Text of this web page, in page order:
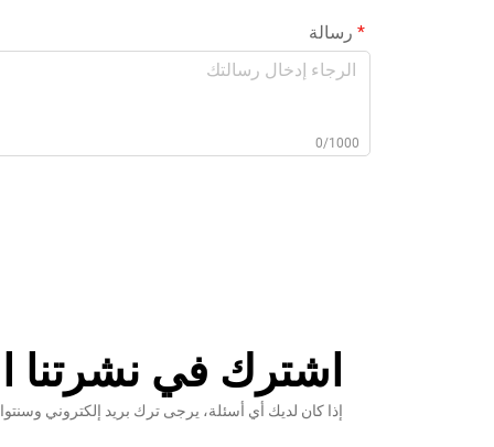
رسالة
0/1000
اشترك في نشرتنا
إذا كان لديك أي أسئلة، يرجى ترك بريد إلكتروني